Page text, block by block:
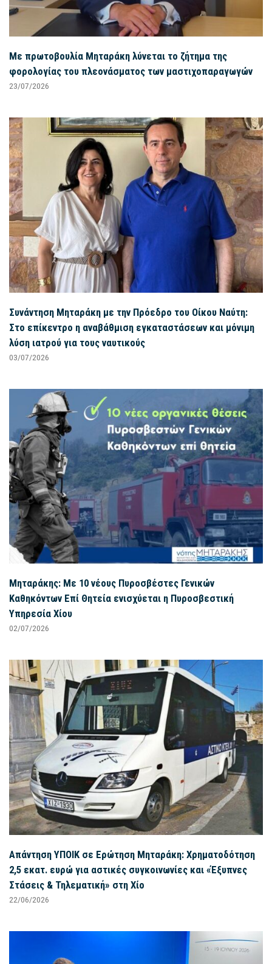
Με πρωτοβουλία Μηταράκη λύνεται το ζήτημα της
φορολογίας του πλεονάσματος των μαστιχοπαραγωγών
23/07/2026
Συνάντηση Μηταράκη με την Πρόεδρο του Οίκου Ναύτη:
Στο επίκεντρο η αναβάθμιση εγκαταστάσεων και μόνιμη
λύση ιατρού για τους ναυτικούς
03/07/2026
Μηταράκης: Με 10 νέους Πυροσβέστες Γενικών
Καθηκόντων Επί Θητεία ενισχύεται η Πυροσβεστική
Υπηρεσία Χίου
02/07/2026
Απάντηση ΥΠΟΙΚ σε Ερώτηση Μηταράκη: Χρηματοδότηση
2,5 εκατ. ευρώ για αστικές συγκοινωνίες και «Έξυπνες
Στάσεις & Τηλεματική» στη Χίο
22/06/2026